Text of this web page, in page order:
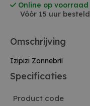
Online op voorraad
Vóór 15 uur
Omschrijving
Izipizi Zonnebril
Specificaties
Product code